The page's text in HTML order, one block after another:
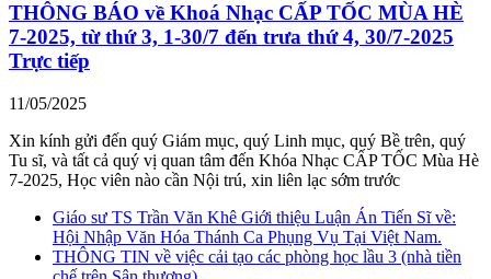
THÔNG BÁO về Khoá Nhạc CẤP TỐC MÙA HÈ
7-2025, từ thứ 3, 1-30/7 đến trưa thứ 4, 30/7-2025
Trực tiếp
11/05/2025
Xin kính gửi đến quý Giám mục, quý Linh mục, quý Bề trên, quý
Tu sĩ, và tất cả quý vị quan tâm đến Khóa Nhạc CẤP TỐC Mùa Hè
7-2025, Học viên nào cần Nội trú, xin liên lạc sớm trước
Giáo sư TS Trần Văn Khê Giới thiệu Luận Án Tiến Sĩ về:
Hội Nhập Văn Hóa Thánh Ca Phụng Vụ Tại Việt Nam.
THÔNG TIN về việc cải tạo các phòng học lầu 3 (nhà tiền